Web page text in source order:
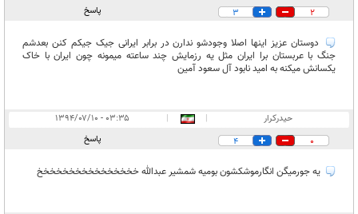
2
3 پاسخ
دوستان عزیز اينها اصلا وجودشو ندارن در برابر ایرانی جیک جیکم کنن بعدشم
جنگ با عربستان برا ایران مثل یه رزمایش چند ساعته میمونه چون ایران با خاک
یکسانش میکنه به امید نابود آل سعود آمین
حیدرکرار |
|
۰۳:۳۵ - ۱۳۹۴/۰۷/۱۰
0
4 پاسخ
یه جورمیگن انگارموشکشون بومیه شمشیر عبدالله خخخخخخخخخخخخخخخخ